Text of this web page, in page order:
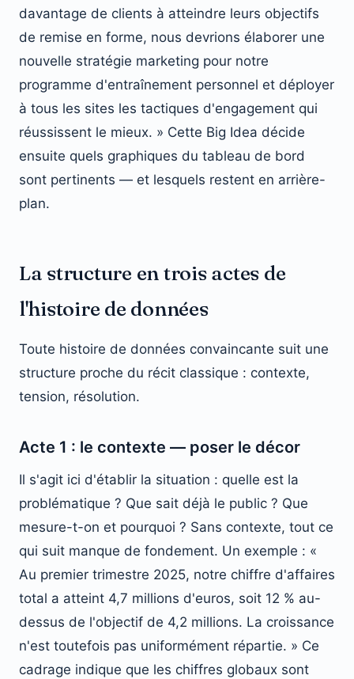
davantage de clients à atteindre leurs objectifs
de remise en forme, nous devrions élaborer une
nouvelle stratégie marketing pour notre
programme d'entraînement personnel et déployer
à tous les sites les tactiques d'engagement qui
réussissent le mieux. » Cette Big Idea décide
ensuite quels graphiques du tableau de bord
sont pertinents — et lesquels restent en arrière-
plan.
La structure en trois actes de
l'histoire de données
Toute histoire de données convaincante suit une
structure proche du récit classique : contexte,
tension, résolution.
Acte 1 : le contexte — poser le décor
Il s'agit ici d'établir la situation : quelle est la
problématique ? Que sait déjà le public ? Que
mesure-t-on et pourquoi ? Sans contexte, tout ce
qui suit manque de fondement. Un exemple : «
Au premier trimestre 2025, notre chiffre d'affaires
total a atteint 4,7 millions d'euros, soit 12 % au-
dessus de l'objectif de 4,2 millions. La croissance
n'est toutefois pas uniformément répartie. » Ce
cadrage indique que les chiffres globaux sont